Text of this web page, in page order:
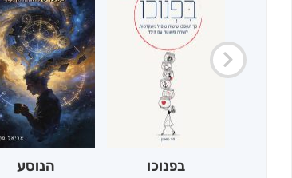
בפנוכו הנוסע